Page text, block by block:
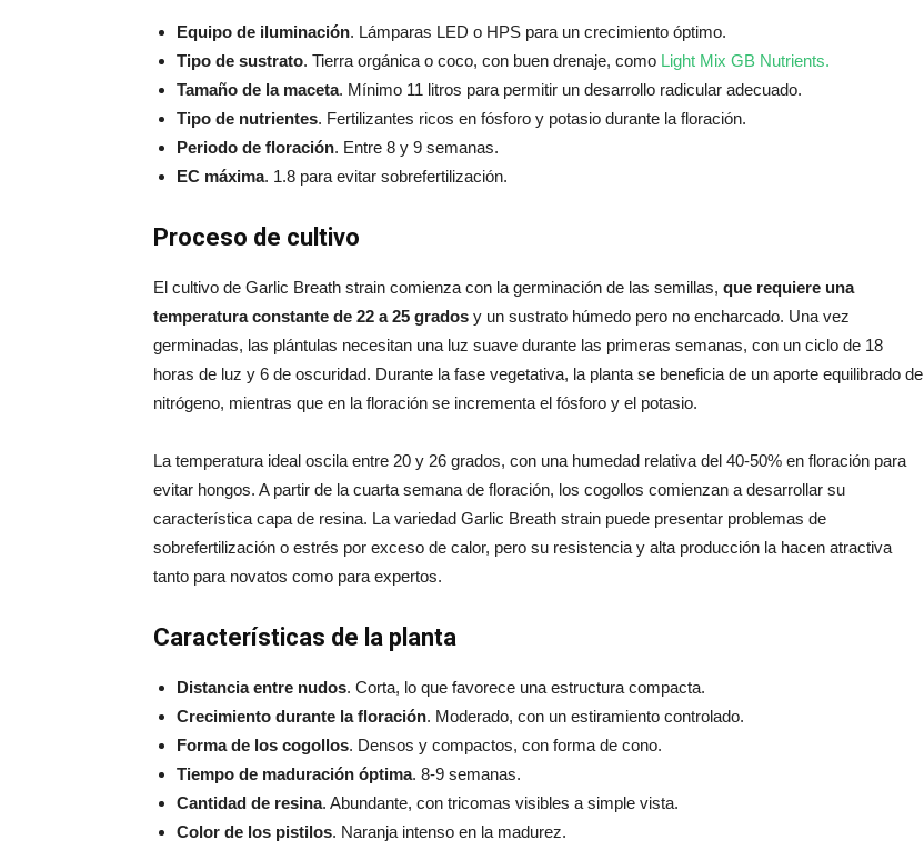
Equipo de iluminación. Lámparas LED o HPS para un crecimiento óptimo.
Tipo de sustrato. Tierra orgánica o coco, con buen drenaje, como Light Mix GB Nutrients.
Tamaño de la maceta. Mínimo 11 litros para permitir un desarrollo radicular adecuado.
Tipo de nutrientes. Fertilizantes ricos en fósforo y potasio durante la floración.
Periodo de floración. Entre 8 y 9 semanas.
EC máxima. 1.8 para evitar sobrefertilización.
Proceso de cultivo
El cultivo de Garlic Breath strain comienza con la germinación de las semillas, que requiere una
temperatura constante de 22 a 25 grados y un sustrato húmedo pero no encharcado. Una vez
germinadas, las plántulas necesitan una luz suave durante las primeras semanas, con un ciclo de 18
horas de luz y 6 de oscuridad. Durante la fase vegetativa, la planta se beneficia de un aporte equilibrado de
nitrógeno, mientras que en la floración se incrementa el fósforo y el potasio.
La temperatura ideal oscila entre 20 y 26 grados, con una humedad relativa del 40-50% en floración para
evitar hongos. A partir de la cuarta semana de floración, los cogollos comienzan a desarrollar su
característica capa de resina. La variedad Garlic Breath strain puede presentar problemas de
sobrefertilización o estrés por exceso de calor, pero su resistencia y alta producción la hacen atractiva
tanto para novatos como para expertos.
Características de la planta
Distancia entre nudos. Corta, lo que favorece una estructura compacta.
Crecimiento durante la floración. Moderado, con un estiramiento controlado.
Forma de los cogollos. Densos y compactos, con forma de cono.
Tiempo de maduración óptima. 8-9 semanas.
Cantidad de resina. Abundante, con tricomas visibles a simple vista.
Color de los pistilos. Naranja intenso en la madurez.